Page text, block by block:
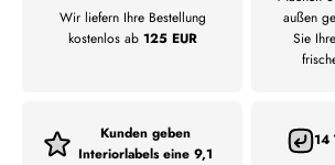
Wir liefern Ihre Bestellung
kostenlos ab 125 EUR
außen
Sie
Kunden geben
Interiorlabels eine 9,1
14